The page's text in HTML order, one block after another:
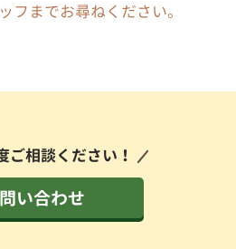
フまでお尋ねください。
ご相談ください！
い合わせ